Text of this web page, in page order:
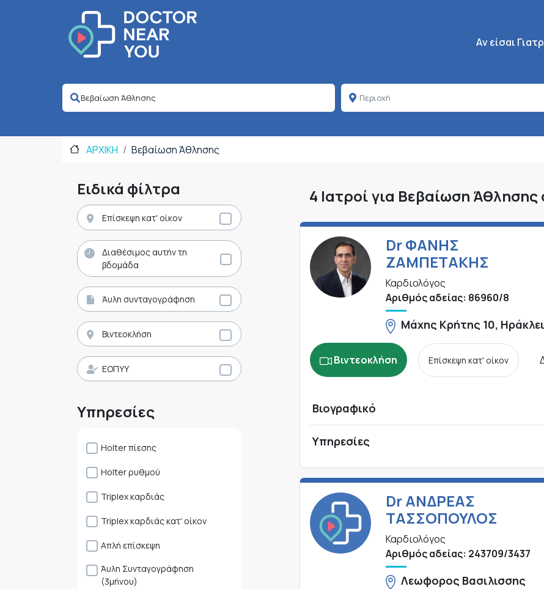
Κεντρική
Aν είσαι
ΑΡΧΙΚΗ Βεβαίωση Άθλησης
Ειδικά φίλτρα
Επίσκεψη κατ' οίκον
Διαθέσιμος αυτήν τη
βδομάδα
Άυλη συνταγογράφηση
Βιντεοκλήση
ΕΟΠΥΥ
Υπηρεσίες
Holter πίεσης
Holter ρυθμού
Triplex καρδιάς
Triplex καρδιάς κατ' οίκον
Απλή επίσκεψη
Άυλη Συνταγογράφηση
(3μήνου)
4 Ιατροί για Βεβαίωση
Dr ΦΑΝΗΣ
ΖΑΜΠΕΤΑΚΗΣ
Καρδιολόγος
Αριθμός αδείας: 86960/8
Μάχης Κρήτης 10,
Βιντεοκλήση Επίσκεψη κατ' οίκον
Βιογραφικό
Υπηρεσίες
Dr ΑΝΔΡΕΑΣ
ΤΑΣΣΟΠΟΥΛΟΣ
Καρδιολόγος
Αριθμός αδείας: 243709/3437
Λεωφορος Βασιλισσης